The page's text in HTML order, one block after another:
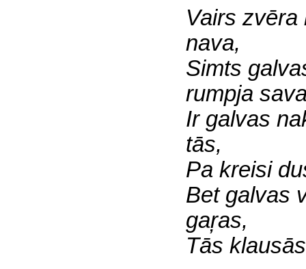
Vairs zvēra
nava,
Simts
rumpja
Ir galvas
tās,
Pa kreisi
Bet galvas
gaŗas,
Tās